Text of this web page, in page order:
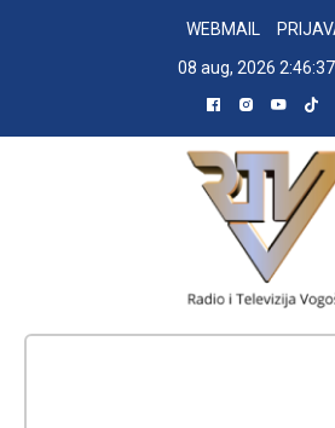
WEBMAIL
08 aug, 2026